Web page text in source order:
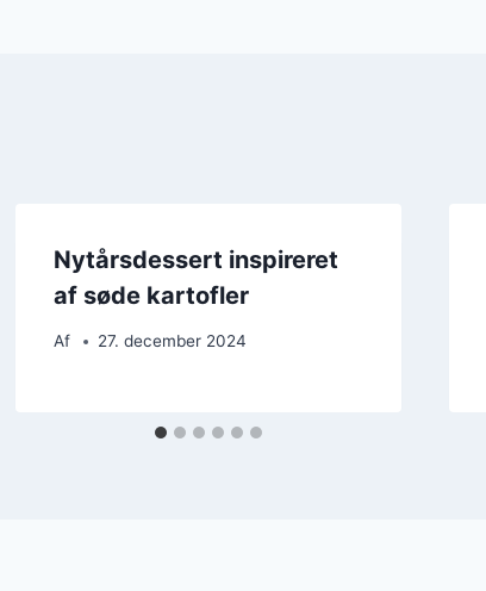
Nytårsdessert inspireret
af søde kartofler
Af 27. december 2024